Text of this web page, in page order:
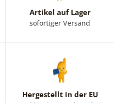
Artikel auf Lager
sofortiger Versand
Hergestellt in der EU